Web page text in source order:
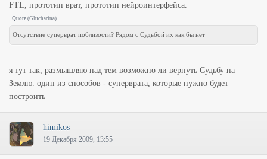
FTL, прототип врат, прототип нейроинтерфейса.
Quote (Glucharina)
Отсутствие суперврат поблизости? Рядом с Судьбой их как бы нет
я тут так, размышляю над тем возможно ли вернуть Судьбу на
Землю. один из способов - суперврата, которые нужно будет
построить
himikos
19 Декабря 2009, 13:55